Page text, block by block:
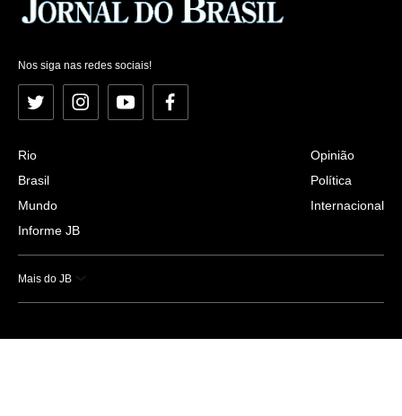
Nos siga nas redes sociais!
Twitter InstagramYouTubeFacebook
Rio
Brasil
Mundo
Informe JB
Opinião
Política
Internacional
Mais do JB
Esportes